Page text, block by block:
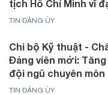
tịch Hồ Chí Minh vĩ
TIN ĐẢNG ỦY
Chi bộ Kỹ thuật -
Đảng viên mới:
đội ngũ chuyên môn
TIN ĐẢNG ỦY